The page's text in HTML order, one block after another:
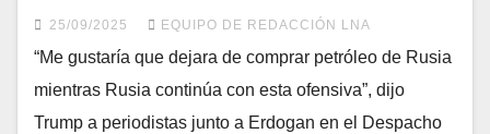
25/09/2025 EQUIPO DE REDACCIÓN LNA
“Me gustaría que dejara de comprar petróleo de Rusia
mientras Rusia continúa con esta ofensiva”, dijo
Trump a periodistas junto a Erdogan en el Despacho